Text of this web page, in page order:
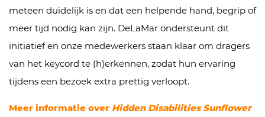
meteen duidelijk is en dat een helpende hand, begrip of
meer tijd nodig kan zijn. DeLaMar ondersteunt dit
initiatief en onze medewerkers staan klaar om dragers
van het keycord te (h)erkennen, zodat hun ervaring
tijdens een bezoek extra prettig verloopt.
Meer informatie over Hidden Disabilities Sunflower